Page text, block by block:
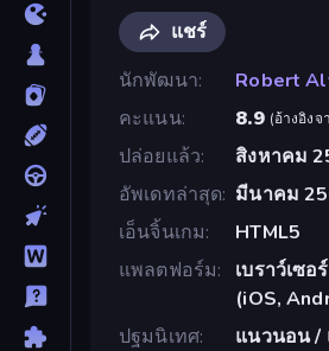
แชร์
นักพัฒนา
Robert
คะแนน
8.9 (อ้างอิง
ปล่อยแล้ว
สิงหาคม
อัพเดทล่าสุด มีนาคม
เอ็นจิ้นเกม
HTML5
แพลตฟอร์ม
เบราว์เซ
(iOS,
ปฐมนิเทศ
แนวนอน /